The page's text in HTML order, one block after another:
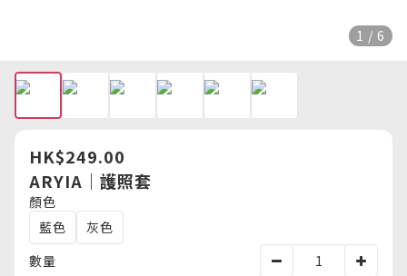
1 / 6
HK$249.00
ARYIA｜護照套
顏色
藍色
灰色
數量